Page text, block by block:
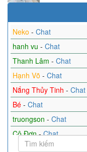
Neko - Chat
hanh vu - Chat
Thanh Lâm - Chat
Hạnh Võ - Chat
Nắng Thủy Tinh - Chat
Bé - Chat
truongson - Chat
Cô Đơn-Chat
Bảo Minh-Chat